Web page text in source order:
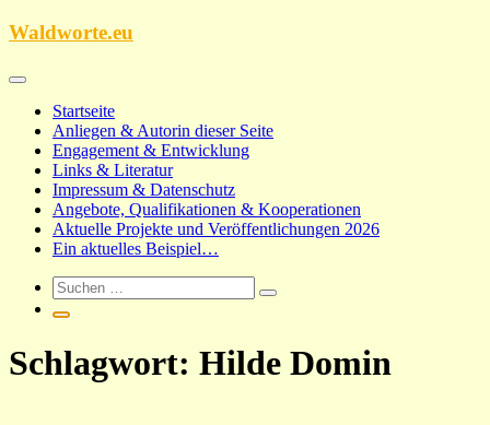
Zum
Waldworte.eu
Startseite
Anliegen & Autorin dieser Seite
Engagement & Entwicklung
Links & Literatur
Impressum & Datenschutz
Angebote, Qualifikationen & Kooperationen
Aktuelle Projekte und Veröffentlichungen 2026
Ein aktuelles Beispiel…
Schlagwort: Hilde Domin